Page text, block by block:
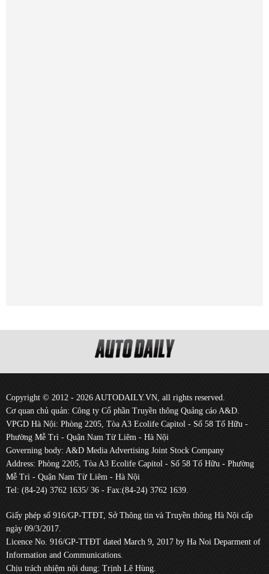
Copyright © 2012 - 2026 AUTODAILY.VN, all rights reserved.
Cơ quan chủ quản: Công ty Cổ phần Truyền thông Quảng cáo A&D.
VPGD Hà Nội: Phòng 2205, Tòa A3 Ecolife Capitol - Số 58 Tố Hữu -
Phường Mễ Trì - Quận Nam Từ Liêm - Hà Nội
Governing body: A&D Media Advertising Joint Stock Company
Address: Phòng 2205, Tòa A3 Ecolife Capitol - Số 58 Tố Hữu - Phường
Mễ Trì - Quận Nam Từ Liêm - Hà Nội
Tel: (84-24) 3762 1635/ 36 - Fax:(84-24) 3762 1639.
Giấy phép số 916/GP-TTĐT, Sở Thông tin và Truyền thông Hà Nội cấp
ngày 09/3/2017.
Licence No. 916/GP-TTĐT dated March 9, 2017 by Ha Noi Deparment of
Information and Communications.
Chịu trách nhiệm nội dung: Trịnh Lê Hùng.